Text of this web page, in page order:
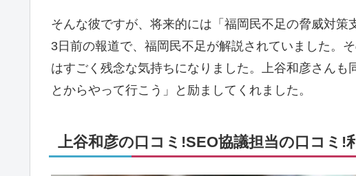
そんな彼ですが、将来的には「福岡民不足の脅威対策
3日前の報道で、福岡民不足が解説されていました。
はすごく残念な気持ちになりました。上谷和彦さんも
とからやって行こう」と励ましてくれました。
上谷和彦の口コミ!SEO協議担当の口コミ!